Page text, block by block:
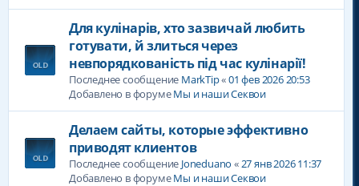
Для кулінарів, хто зазвичай любить
готувати, й злиться через
невпорядкованість під час кулінарії!
Последнее сообщение MarkTip«01 фев 2026 20:53
Добавлено в форумеМы и наши Секвои
Делаем сайты, которые эффективно
приводят клиентов
Последнее сообщение Joneduano « 27 янв 2026 11:37
Добавлено в форумеМы и наши Секвои